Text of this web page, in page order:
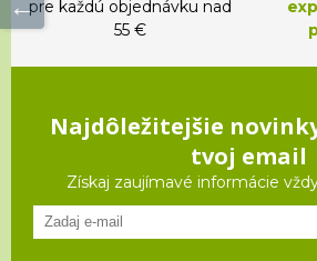
pre každú objednávku nad
55 €
Najdôležitejšie
tvoj email
Získaj zaujímavé informácie